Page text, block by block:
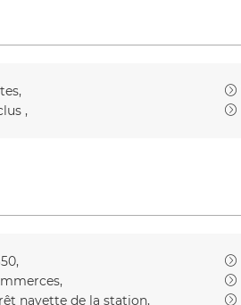
navette de la station